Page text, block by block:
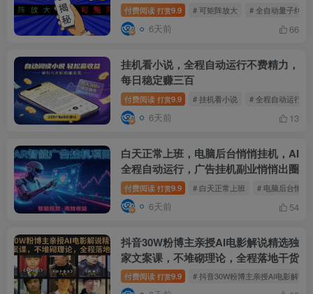
付费阅读 打赏9.9 # 可矩阵放大 # 全自动量子纠缠
6天前 66
挂机看小说，全程自动运行不费精力，
每日稳定赚三百
付费阅读 打赏9.9 # 挂机看小说 # 全程自动运行不
6天前 13
白天正常上班，电脑后台悄悄挂机，AI
全程自动运行，广告挂机副业悄悄出圈
付费阅读 打赏9.9 # 白天正常上班 # 电脑后台悄悄
6天前 54
抖音30W粉博主亲授AI电影解说精选独
家文案课，不堆砌理论，全程落地干货
付费阅读 打赏9.9 # 抖音30W粉博主亲授AI电影解说